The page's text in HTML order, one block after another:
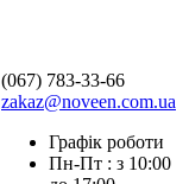
(067) 783-33-66
zakaz@noveen.com.ua
Графік роботи
Пн-Пт : з 10:00